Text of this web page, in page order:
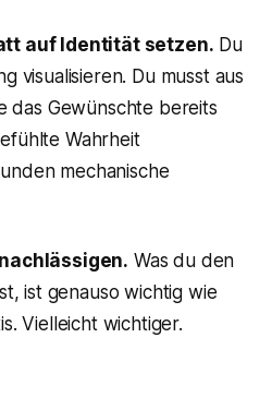
auf Identität setzen. Du
visualisieren. Du musst aus
das Gewünschte bereits
Wahrheit
mechanische
Was du den
ist genauso wichtig wie
Vielleicht wichtiger.